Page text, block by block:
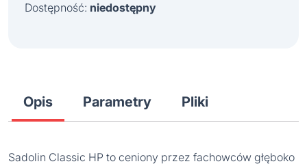
Dostępność: niedostępny
Opis Parametry Pliki
Sadolin Classic HP to ceniony przez fachowców głęboko